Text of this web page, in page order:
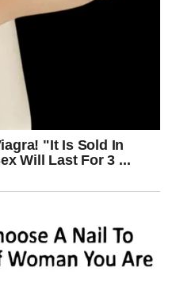
za umake. Zatim
1 žlicu kukuruznog škroba
na laganu vatru i
ne dobije gustu, kremastu
Ostavite da se
grama svježih listova aloe
po svojim svojstvima koja se